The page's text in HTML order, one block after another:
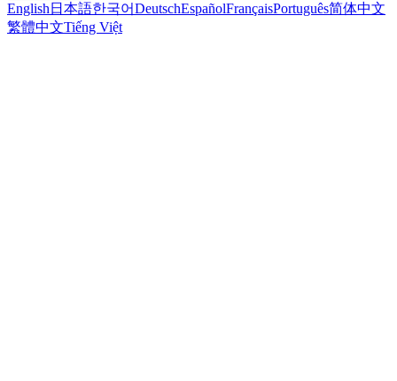
English 日本語한국어DeutschEspañolFrançaisPortuguês简体中文
繁體中文Tiếng Việt